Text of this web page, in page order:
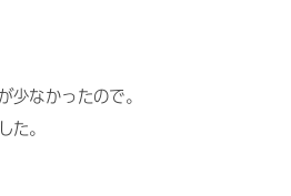
少なかったので。
た。